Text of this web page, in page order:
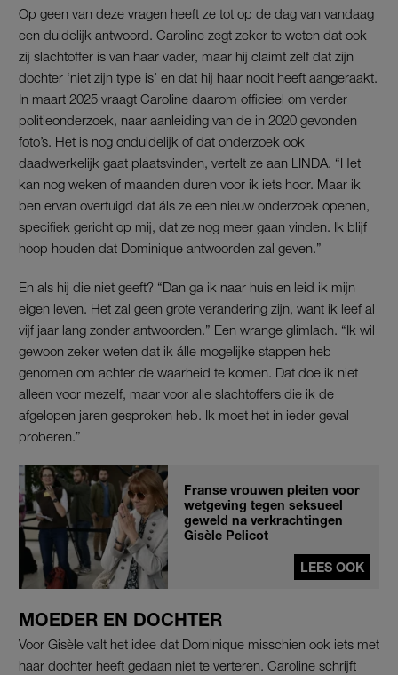
Op geen van deze vragen heeft ze tot op de dag van vandaag
een duidelijk antwoord. Caroline zegt zeker te weten dat ook
zij slachtoffer is van haar vader, maar hij claimt zelf dat zijn
dochter ‘niet zijn type is’ en dat hij haar nooit heeft aangeraakt.
In maart 2025 vraagt Caroline daarom officieel om verder
politieonderzoek, naar aanleiding van de in 2020 gevonden
foto’s. Het is nog onduidelijk of dat onderzoek ook
daadwerkelijk gaat plaatsvinden, vertelt ze aan LINDA. “Het
kan nog weken of maanden duren voor ik iets hoor. Maar ik
ben ervan overtuigd dat áls ze een nieuw onderzoek openen,
specifiek gericht op mij, dat ze nog meer gaan vinden. Ik blijf
hoop houden dat Dominique antwoorden zal geven.”
En als hij die niet geeft? “Dan ga ik naar huis en leid ik mijn
eigen leven. Het zal geen grote verandering zijn, want ik leef al
vijf jaar lang zonder antwoorden.” Een wrange glimlach. “Ik wil
gewoon zeker weten dat ik álle mogelijke stappen heb
genomen om achter de waarheid te komen. Dat doe ik niet
alleen voor mezelf, maar voor alle slachtoffers die ik de
afgelopen jaren gesproken heb. Ik moet het in ieder geval
proberen.”
Franse vrouwen pleiten voor
wetgeving tegen seksueel
geweld na verkrachtingen
Gisèle Pelicot
LEES OOK
MOEDER EN DOCHTER
Voor Gisèle valt het idee dat Dominique misschien ook iets met
haar dochter heeft gedaan niet te verteren. Caroline schrijft